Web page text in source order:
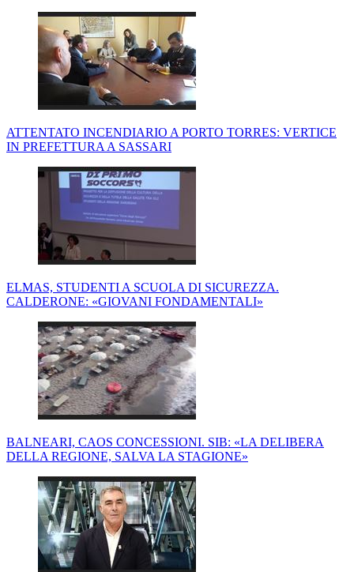
ATTENTATO INCENDIARIO A PORTO TORRES: VERTICE
IN PREFETTURA A SASSARI
ELMAS, STUDENTI A SCUOLA DI SICUREZZA.
CALDERONE: «GIOVANI FONDAMENTALI»
BALNEARI, CAOS CONCESSIONI. SIB: «LA DELIBERA
DELLA REGIONE, SALVA LA STAGIONE»